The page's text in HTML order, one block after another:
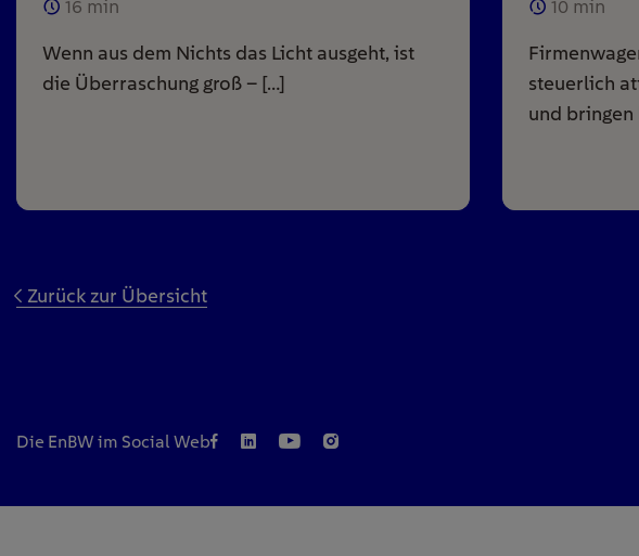
16 min
Wenn aus dem Nichts das Licht ausgeht, ist
die Überraschung groß – […]
10 min
steuerlich
und bringen
Zurück zur Übersicht
Die EnBW im Social Web